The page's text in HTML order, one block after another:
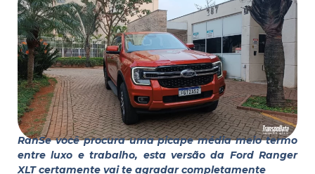
Contato
RanSe você procura uma picape média meio termo
entre luxo e trabalho, esta versão da Ford Ranger
XLT certamente vai te agradar completamente